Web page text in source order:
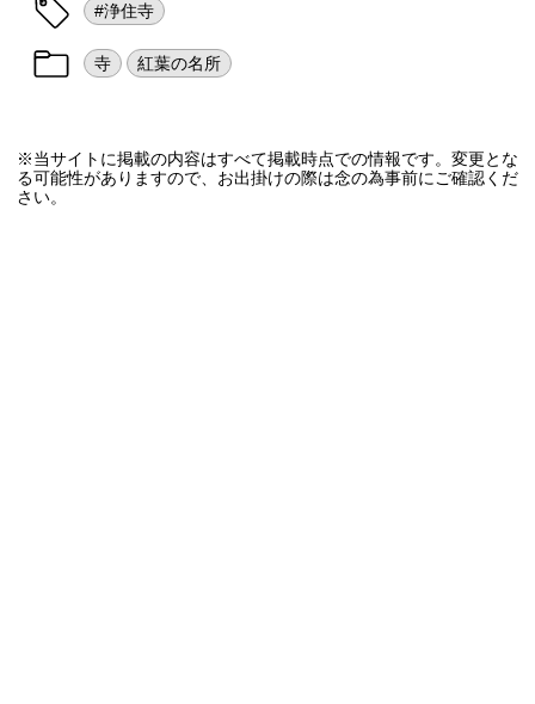
#浄住寺
寺 紅葉の名所
※当サイトに掲載の内容はすべて掲載時点での情報です。変更とな
る可能性がありますので、お出掛けの際は念の為事前にご確認くだ
さい。